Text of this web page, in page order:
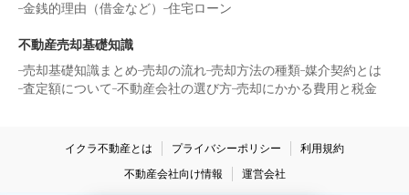
金銭的理由（借金など）
住宅ローン
不動産売却基礎知識
売却基礎知識まとめ 売却の流れ 売却方法の種類 媒介契約とは
査定額について 不動産会社の選び方 売却にかかる費用と税金
イクラ不動産とは プライバシーポリシー
利用規約
不動産会社向け情報
運営会社